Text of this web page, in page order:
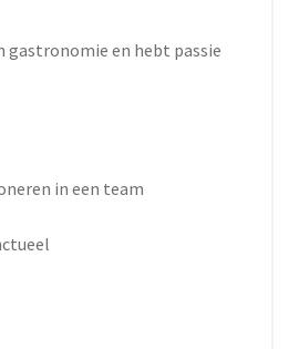
gastronomie en hebt passie
in een team